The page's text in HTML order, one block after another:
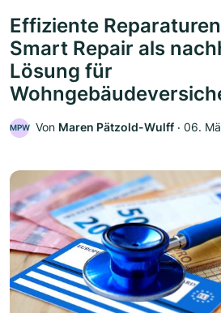
Effiziente
Smart Repair als
Lösung für
MPW Von Maren Pätzold-Wulff ‧ 06.